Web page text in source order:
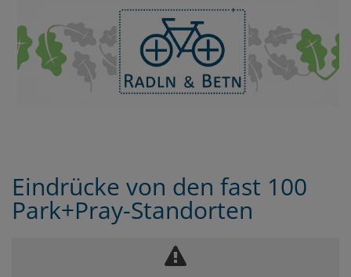
Eindrücke von den fast 100
Park+Pray-Standorten